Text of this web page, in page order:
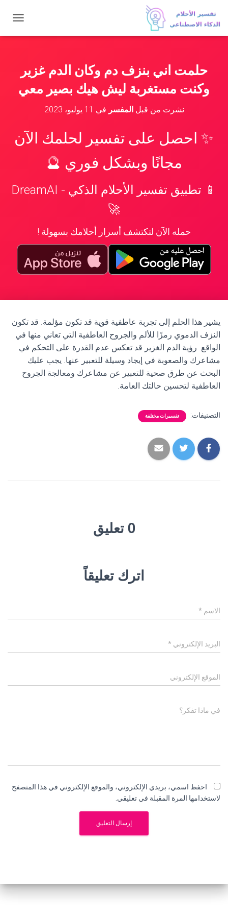
ب
حلمت اني بنزف دم وكان الدم غزير
وكنت مستغربة ليش هيك بصير معي
نشرت من قبلالمفسر في 11 يوليو، 2023
✨ احصل على تفسير لحلمك الآن
مجانًا وبشكل فوري 🔮
📱 تطبيق تفسير الأحلام الذكي - DreamAI
🚀
حمله الآن لتكتشف أسرار أحلامك بسهولة !
يشير هذا الحلم إلى تجربة عاطفية قوية قد تكون مؤلمة. قد تكون
النزف الدموي رمزًا للألم والجروح العاطفية التي تعاني منها في
الواقع. رؤية الدم الغزير قد تعكس عدم القدرة على التحكم في
مشاعرك والصعوبة في إيجاد وسيلة للتعبير عنها. يجب عليك
البحث عن طرق صحية للتعبير عن مشاعرك ومعالجة الجروح
العاطفية لتحسين حالتك العامة.
التصنيفات: تفسيرات مختلفة
0 تعليق
اترك تعليقاً
الاسم *
البريد الإلكتروني *
الموقع الإلكتروني
في ماذا تفكر؟
احفظ اسمي، بريدي الإلكتروني، والموقع الإلكتروني في هذا المتصفح
لاستخدامها المرة المقبلة في تعليقي.